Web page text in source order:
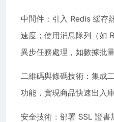
中間件：引入 Redis 緩存
速度；使用消息隊列（如
異步任務處理，如數據批量
二維碼與條碼技術：集成
功能，實現商品快速出入庫
安全技術：部署 SSL 證書